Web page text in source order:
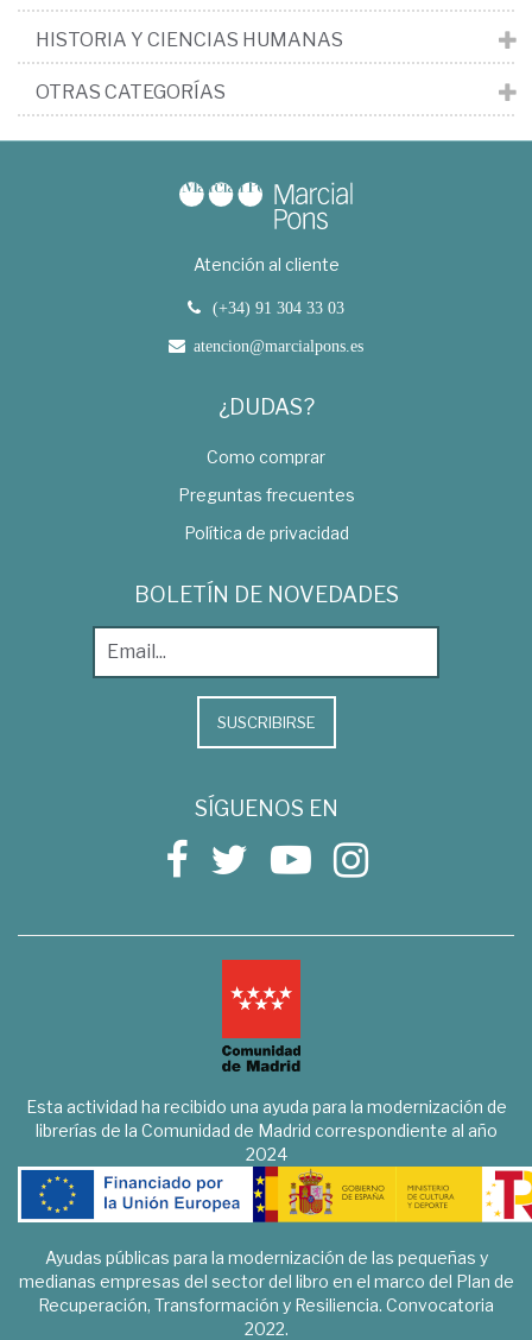
HISTORIA Y CIENCIAS HUMANAS
OTRAS CATEGORÍAS
Atención al cliente
(+34) 91 304 33 03
atencion@marcialpons.es
¿DUDAS?
Como comprar
Preguntas frecuentes
Política de privacidad
BOLETÍN DE NOVEDADES
SUSCRIBIRSE
SÍGUENOS EN
Esta actividad ha recibido una ayuda para la modernización de
librerías de la Comunidad de Madrid correspondiente al año
2024
Ayudas públicas para la modernización de las pequeñas y
medianas empresas del sector del libro en el marco del Plan de
Recuperación, Transformación y Resiliencia. Convocatoria
2022.